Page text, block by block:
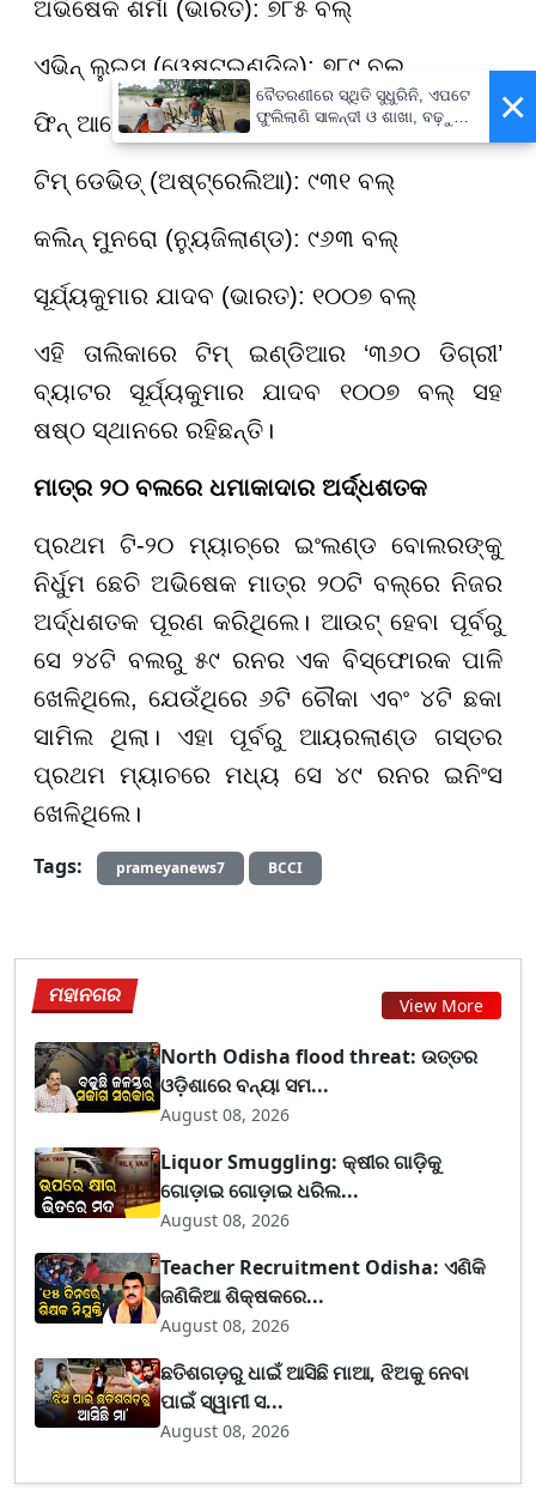
ଅଭିଷେକ ଶର୍ମା (ଭାରତ): ୭୮୫ ବଲ୍
ଏଭିନ୍ ଲୁଇସ୍ (ୱେଷ୍ଟଇଣ୍ଡିଜ୍): ୭୮୯ ବଲ୍
ଫିନ୍ ଆଲେନ୍ (ନ୍ୟୁଜିଲାଣ୍ଡ): ୮୭୧ ବଲ୍
ଟିମ୍ ଡେଭିଡ୍ (ଅଷ୍ଟ୍ରେଲିଆ): ୯୩୧ ବଲ୍
କଲିନ୍ ମୁନରୋ (ନ୍ୟୁଜିଲାଣ୍ଡ): ୯୬୩ ବଲ୍
ସୂର୍ଯ୍ୟକୁମାର ଯାଦବ (ଭାରତ): ୧୦୦୭ ବଲ୍
ଏହି ତାଲିକାରେ ଟିମ୍ ଇଣ୍ଡିଆର ‘୩୬୦ ଡିଗ୍ରୀ’
ବ୍ୟାଟର ସୂର୍ଯ୍ୟକୁମାର ଯାଦବ ୧୦୦୭ ବଲ୍ ସହ
ଷଷ୍ଠ ସ୍ଥାନରେ ରହିଛନ୍ତି।
ମାତ୍ର ୨୦ ବଲରେ ଧମାକାଦାର ଅର୍ଦ୍ଧଶତକ
ପ୍ରଥମ ଟି-୨୦ ମ୍ୟାଚ୍ରେ ଇଂଲଣ୍ଡ ବୋଲରଙ୍କୁ
ନିର୍ଧୁମ ଛେଚି ଅଭିଷେକ ମାତ୍ର ୨୦ଟି ବଲ୍ରେ ନିଜର
ଅର୍ଦ୍ଧଶତକ ପୂରଣ କରିଥିଲେ। ଆଉଟ୍ ହେବା ପୂର୍ବରୁ
ସେ ୨୪ଟି ବଲରୁ ୫୯ ରନର ଏକ ବିସ୍ଫୋରକ ପାଳି
ଖେଳିଥିଲେ, ଯେଉଁଥିରେ ୬ଟି ଚୌକା ଏବଂ ୪ଟି ଛକା
ସାମିଲ ଥିଲା। ଏହା ପୂର୍ବରୁ ଆୟରଲାଣ୍ଡ ଗସ୍ତର
ପ୍ରଥମ ମ୍ୟାଚରେ ମଧ୍ୟ ସେ ୪୯ ରନର ଇନିଂସ
ଖେଳିଥିଲେ।
Tags:
prameyanews7 BCCI
ମହାନଗର View More
North Odisha flood threat: ଉତ୍ତର
ଓଡ଼ିଶାରେ ବନ୍ୟା ସମ...
August 08, 2026
Liquor Smuggling: କ୍ଷୀର ଗାଡ଼ିକୁ
ଗୋଡ଼ାଇ ଗୋଡ଼ାଇ ଧରିଲ...
August 08, 2026
Teacher Recruitment Odisha: ଏଣିକି
ଜଣିକିଆ ଶିକ୍ଷକରେ...
August 08, 2026
ଛତିଶଗଡ଼ରୁ ଧାଇଁ ଆସିଛି ମାଆ, ଝିଅକୁ ନେବା
ପାଇଁ ସ୍ୱାମୀ ସ...
August 08, 2026
×
ବୈତରଣୀରେ ସ୍ଥିତି ସୁଧୁରିନି, ଏପଟେ
ଫୁଲିଲାଣି ସାଳନ୍ଦୀ ଓ ଶାଖା, ବଢ଼ୁଛି